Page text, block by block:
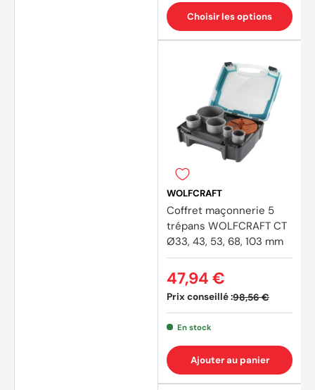
Choisir les options
WOLFCRAFT
Coffret maçonnerie 5
trépans WOLFCRAFT CT
Ø33, 43, 53, 68, 103 mm
Prix conseillé :98,56 €
47,94 €
En stock
Ajouter au panier